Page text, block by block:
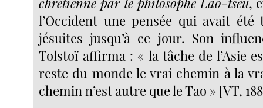
l’Occident une pensée qui avait été
jésuites jusqu’à ce jour. Son
Tolstoï affirma : « la tâche de l’Asie
reste du monde le vrai chemin à la
chemin n’est autre que le Tao » [VT,